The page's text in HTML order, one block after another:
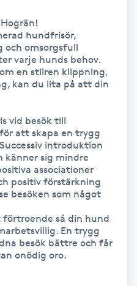
hundfrisör,
och omsorgsfull
varje hunds behov.
en stilren klippning,
kan du lita på att din
vid besök till
att skapa en trygg
introduktion
sig mindre
associationer
positiv förstärkning
besöken som något
så din hund
En trygg
besök bättre och får
onödig oro.